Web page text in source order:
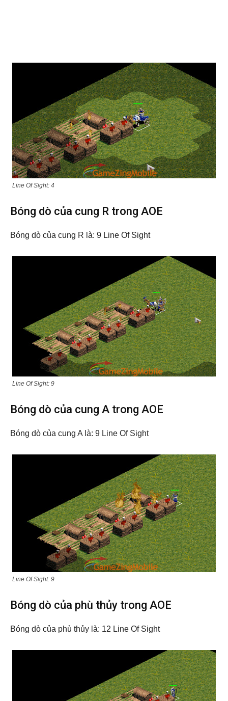
Line Of Sight: 4
Bóng dò của cung R trong AOE
Bóng dò của cung R là: 9 Line Of Sight
Line Of Sight: 9
Bóng dò của cung A trong AOE
Bóng dò của cung A là: 9 Line Of Sight
Line Of Sight: 9
Bóng dò của phù thủy trong AOE
Bóng dò của phù thủy là: 12 Line Of Sight